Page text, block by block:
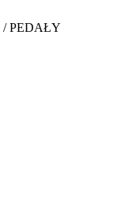
/ PEDAŁY